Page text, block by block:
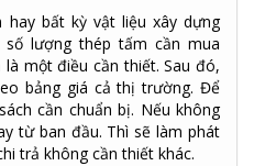
bất kỳ vật liệu xây dựng
lượng thép tấm cần mua
một điều cần thiết. Sau đó,
bảng giá cả thị trường. Để
cần chuẩn bị. Nếu không
từ ban đầu. Thì sẽ làm phát
trả không cần thiết khác.